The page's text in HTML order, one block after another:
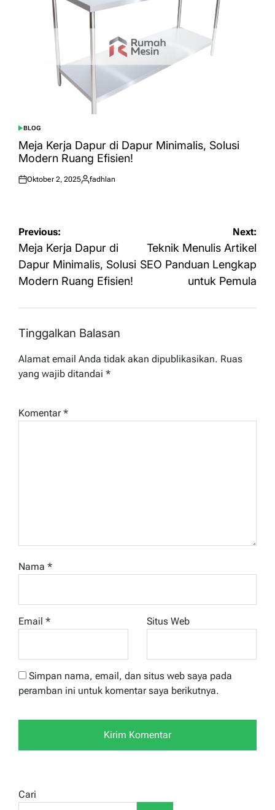
POSTED
IN
BLOG
Meja Kerja Dapur di Dapur Minimalis, Solusi
Modern Ruang Efisien!
Posted
Oktober 2, 2025
Posted
fadhlan
Navigasi
pos
Previous:
Meja Kerja Dapur di
Dapur Minimalis, Solusi
Modern Ruang Efisien!
Next:
Teknik Menulis Artikel
SEO Panduan Lengkap
untuk Pemula
Tinggalkan Balasan
Alamat email Anda tidak akan dipublikasikan. Ruas
yang wajib ditandai *
Komentar*
Nama *
Email * Situs Web
Simpan nama, email, dan situs web saya pada
peramban ini untuk komentar saya berikutnya.
Cari